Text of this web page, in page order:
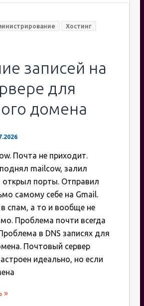
Хостинг
записей на
для
домена
Почта не приходит.
mailcow, залил
открыл порты. Отправил
самому себе на Gmail.
спам, а то и вообще не
Проблема почти всегда
в DNS записях для
Почтовый сервер
идеально, но если
»